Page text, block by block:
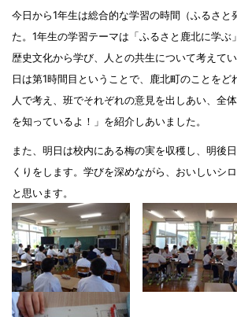
今日から1年生は総合的な学習の時間（ふるさと
た。 1年生の学習テーマは「ふるさと鹿北に学ぶ
歴史文化から学び、人との共生について考えて
日は第1時間目ということで、鹿北町のことをど
人で考え、班でそれぞれの意見を出しあい、全
を知っているよ！」を紹介しあいました。
また、明日は校内にある梅の実を収穫し、明後
くりをします。学びを深めながら、おいしいシ
と思います。